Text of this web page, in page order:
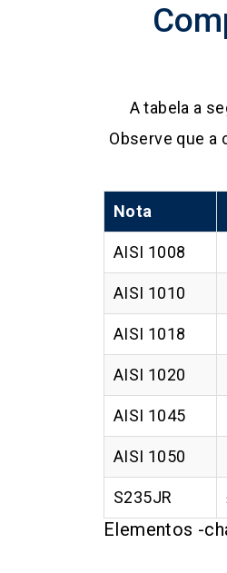
A tabela a
Observe que a
Nota
AISI 1008
AISI 1010
AISI 1018
AISI 1020
AISI 1045
AISI 1050
S235JR
Elementos -